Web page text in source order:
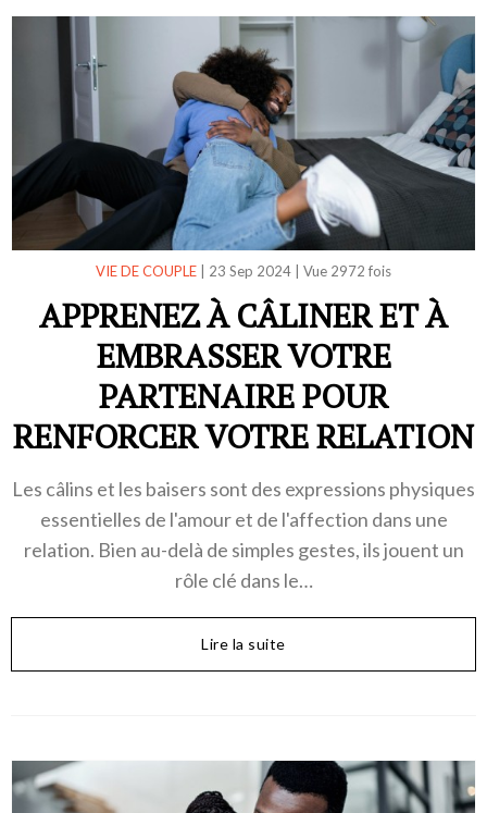
VIE DE COUPLE 23 Sep 2024 Vue 2972 fois
APPRENEZ À CÂLINER ET À
EMBRASSER VOTRE
PARTENAIRE POUR
RENFORCER VOTRE RELATION
Les câlins et les baisers sont des expressions physiques
essentielles de l'amour et de l'affection dans une
relation. Bien au-delà de simples gestes, ils jouent un
rôle clé dans le…
Lire la suite